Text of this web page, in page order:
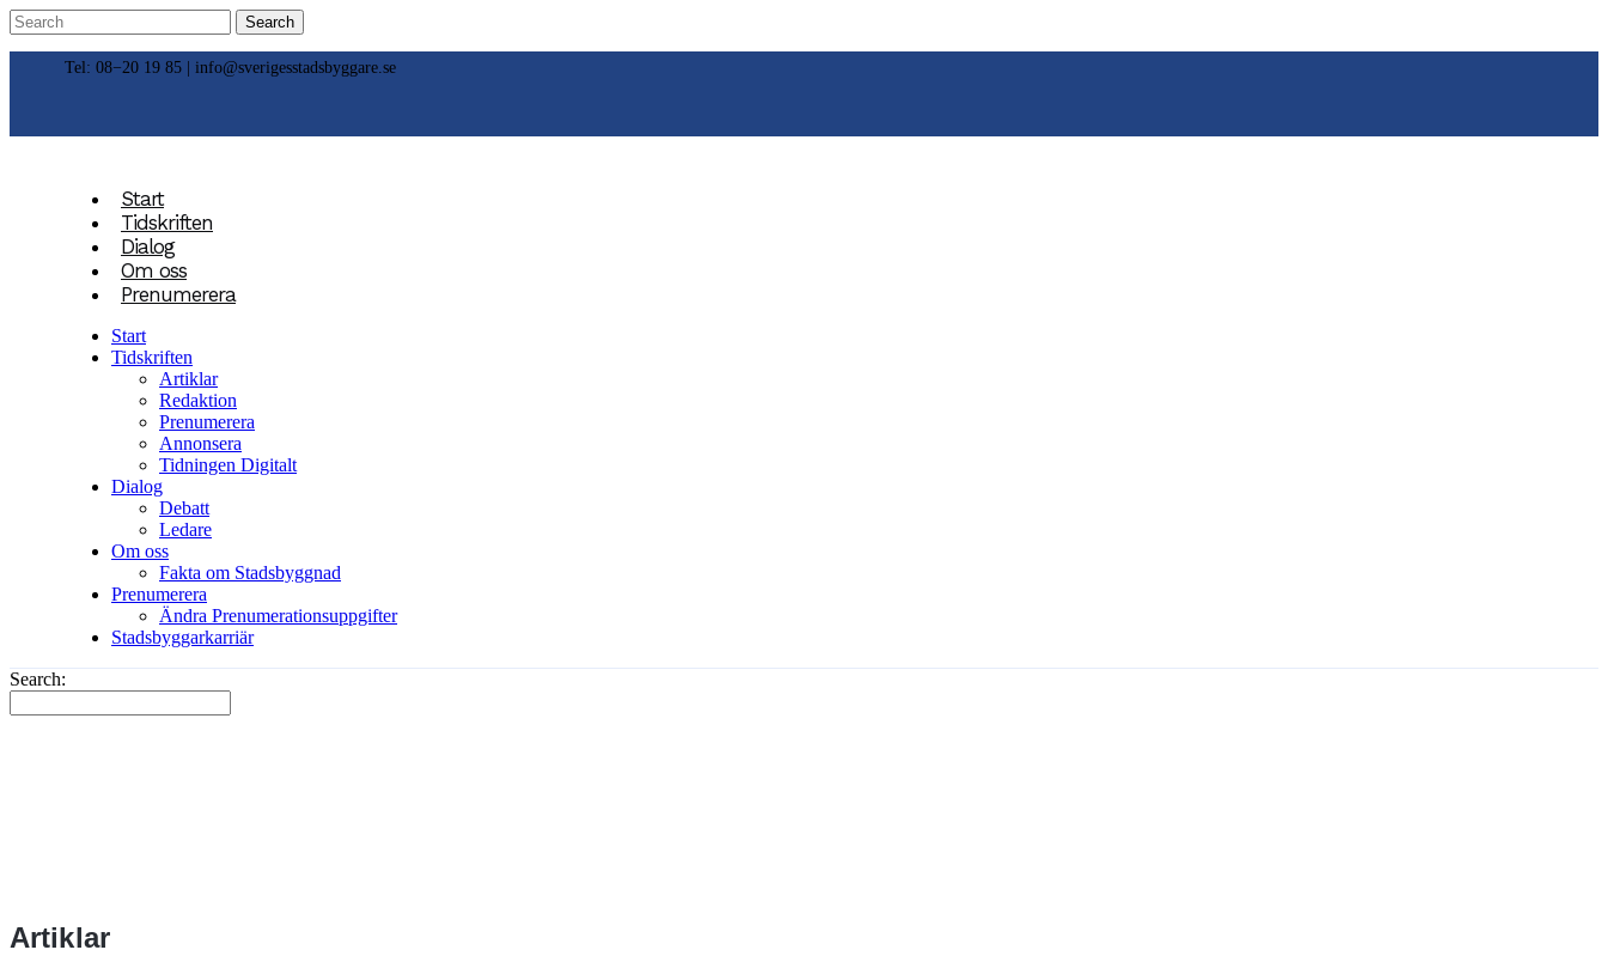
Tel: 08−20 19 85 | info@sverigesstadsbyggare.se
Start
Tidskriften
Dialog
Om oss
Prenumerera
Start
Tidskriften
Artiklar
Redaktion
Prenumerera
Annonsera
Tidningen Digitalt
Dialog
Debatt
Ledare
Om oss
Fakta om Stadsbyggnad
Prenumerera
Ändra Prenumerationsuppgifter
Stadsbyggarkarriär
Search:
Artiklar